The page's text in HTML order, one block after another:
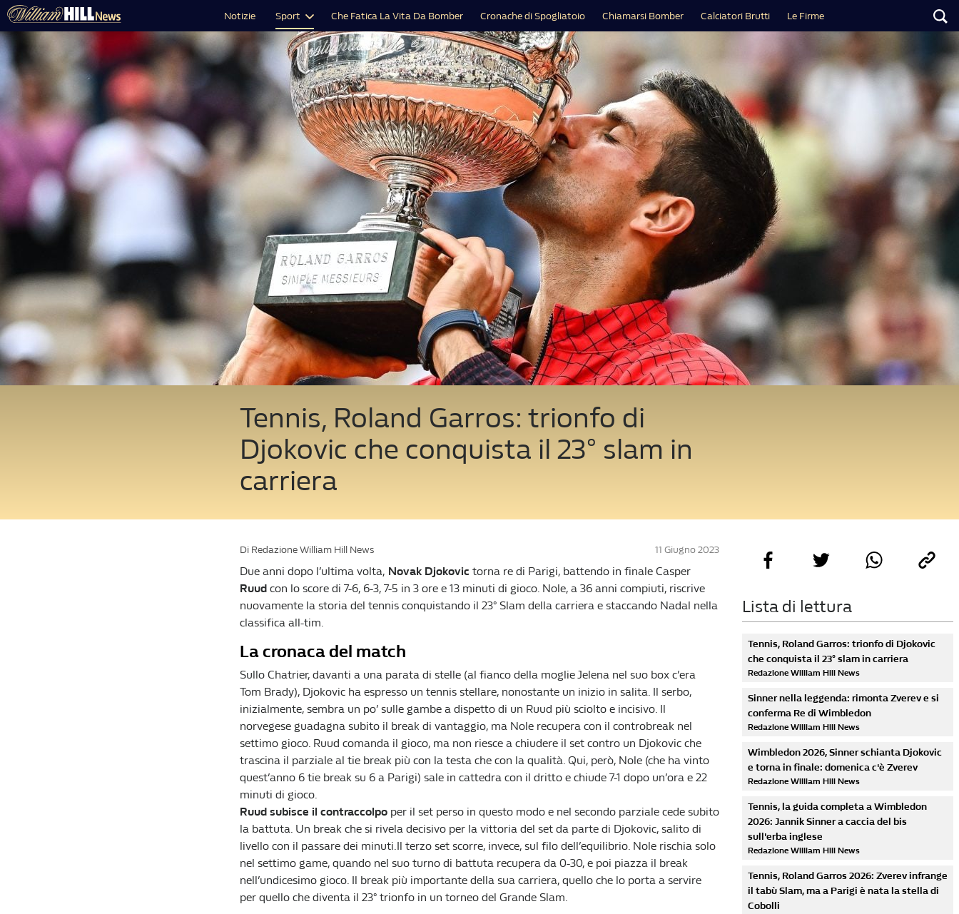
Notizie Sport Che Fatica La Vita Da Bomber Cronache di Spogliatoio Chiamarsi Bomber Calciatori Brutti Le Firme
Tennis, Roland Garros: trionfo di
Djokovic che conquista il 23° slam in
carriera
Di Redazione William Hill News 11 Giugno 2023
Due anni dopo l’ultima volta, Novak Djokovic torna re di Parigi, battendo in finale Casper
Ruud con lo score di 7-6, 6-3, 7-5 in 3 ore e 13 minuti di gioco. Nole, a 36 anni compiuti, riscrive
nuovamente la storia del tennis conquistando il 23° Slam della carriera e staccando Nadal nella
classifica all-tim.
La cronaca del match
Sullo Chatrier, davanti a una parata di stelle (al fianco della moglie Jelena nel suo box c’era
Tom Brady), Djokovic ha espresso un tennis stellare, nonostante un inizio in salita. Il serbo,
inizialmente, sembra un po’ sulle gambe a dispetto di un Ruud più sciolto e incisivo. Il
norvegese guadagna subito il break di vantaggio, ma Nole recupera con il controbreak nel
settimo gioco. Ruud comanda il gioco, ma non riesce a chiudere il set contro un Djokovic che
trascina il parziale al tie break più con la testa che con la qualità. Qui, però, Nole (che ha vinto
quest’anno 6 tie break su 6 a Parigi) sale in cattedra con il dritto e chiude 7-1 dopo un’ora e 22
minuti di gioco.
Ruud subisce il contraccolpo per il set perso in questo modo e nel secondo parziale cede subito
la battuta. Un break che si rivela decisivo per la vittoria del set da parte di Djokovic, salito di
livello con il passare dei minuti.Il terzo set scorre, invece, sul filo dell’equilibrio. Nole rischia solo
nel settimo game, quando nel suo turno di battuta recupera da 0-30, e poi piazza il break
nell’undicesimo gioco. Il break più importante della sua carriera, quello che lo porta a servire
per quello che diventa il 23° trionfo in un torneo del Grande Slam.
Lista di lettura
Tennis, Roland Garros: trionfo di Djokovic
che conquista il 23° slam in carriera
Redazione William Hill News
Sinner nella leggenda: rimonta Zverev e si
conferma Re di Wimbledon
Redazione William Hill News
Wimbledon 2026, Sinner schianta Djokovic
e torna in finale: domenica c'è Zverev
Redazione William Hill News
Tennis, la guida completa a Wimbledon
2026: Jannik Sinner a caccia del bis
sull'erba inglese
Redazione William Hill News
Tennis, Roland Garros 2026: Zverev infrange
il tabù Slam, ma a Parigi è nata la stella di
Cobolli